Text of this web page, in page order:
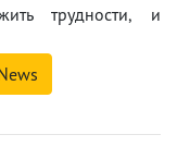
трудности, и